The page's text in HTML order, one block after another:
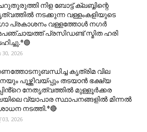
നിള ബോട്ട് ക്ലബ്ബിന്റെ
നടക്കുന്ന വള്ളംകളിയുടെ
പ്രകാശനം വള്ളത്തോൾ നഗർ
പ്രസിഡണ്ട് സ്മിത ഹരി
2026
കൃത്രിമ വില
പൂഴ്ത്തിവയ്പ്പും തടയാൻ ഭക്ഷ്യ
നേതൃത്വത്തിൽ മുള്ളൂർക്കര
വ്യാപാര സ്ഥാപനങ്ങളിൽ മിന്നൽ
നടത്തി.*🔴
2026